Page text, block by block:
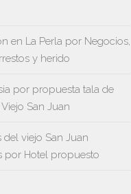
en La Perla por Negocios,
y herido
por propuesta tala de
San Juan
del viejo San Juan
por Hotel propuesto